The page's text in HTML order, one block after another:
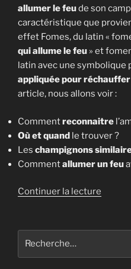
allumer le feude son
caractéristique que
effet Fomes, du latin «
qui allume le feu » et
latin avec une symbolique
appliquée pour
article, nous allons voir :
Commentreconnaitre
Où et quand le trouver ?
Les champignons
Commentallumer un feu
Continuer la lecture